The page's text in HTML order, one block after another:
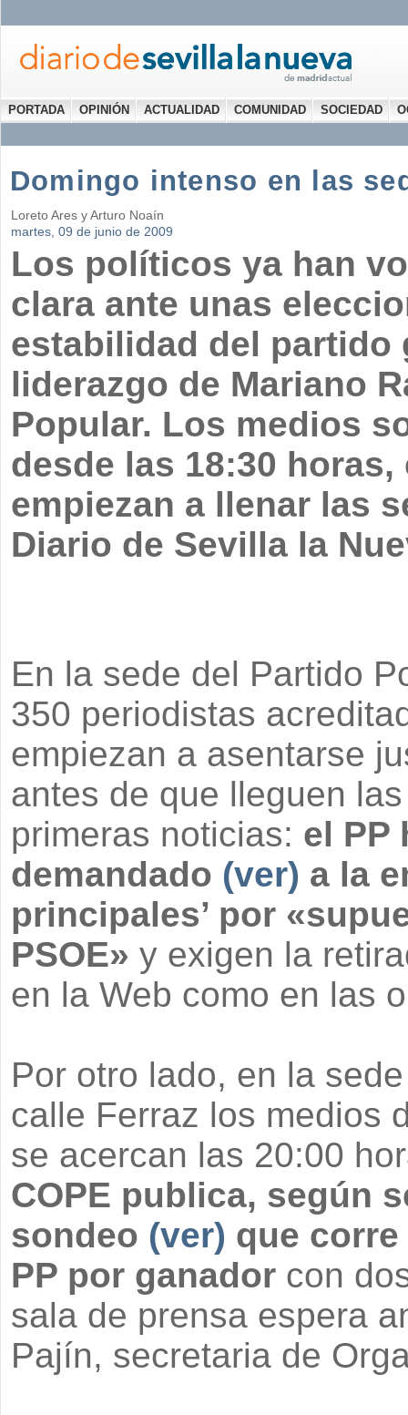
PORTADA OPINIÓN ACTUALIDAD COMUNIDAD SOCIEDAD
Domingo intenso en las
Loreto Ares y Arturo Noaín
martes, 09 de junio de 2009
Los políticos ya han
clara ante unas
estabilidad del partido
liderazgo de Mariano
Popular. Los medios
desde las 18:30
empiezan a llenar las
Diario de Sevilla la
En la sede del Partido
350 periodistas
empiezan a asentarse
antes de que lleguen las
primeras noticias: el PP
demandado (ver) a la
principales’ por
PSOE» y exigen la
en la Web como en las
Por otro lado, en la
calle Ferraz los medios
se acercan las 20:00
COPE publica, según
sondeo (ver) que
PP por ganador con
sala de prensa espera
Pajín, secretaria de